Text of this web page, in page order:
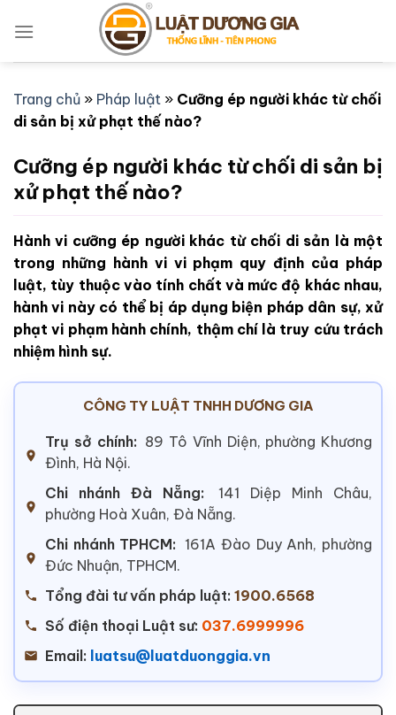
qua
Trang chủ » Pháp luật » Cưỡng ép người khác từ chối
di sản bị xử phạt thế nào?
Cưỡng ép người khác từ chối di sản bị
xử phạt thế nào?
Hành vi cưỡng ép người khác từ chối di sản là một
trong những hành vi vi phạm quy định của pháp
luật, tùy thuộc vào tính chất và mức độ khác nhau,
hành vi này có thể bị áp dụng biện pháp dân sự, xử
phạt vi phạm hành chính, thậm chí là truy cứu trách
nhiệm hình sự.
CÔNG TY LUẬT TNHH DƯƠNG GIA
Trụ sở chính: 89 Tô Vĩnh Diện, phường Khương
Đình, Hà Nội.
Chi nhánh Đà Nẵng:
141 Diệp Minh Châu,
phường Hoà Xuân, Đà Nẵng.
Chi nhánh TPHCM: 161A Đào Duy Anh, phường
Đức Nhuận, TPHCM.
Tổng đài tư vấn pháp luật: 1900.6568
Số điện thoại Luật sư: 037.6999996
Email: luatsu@luatduonggia.vn